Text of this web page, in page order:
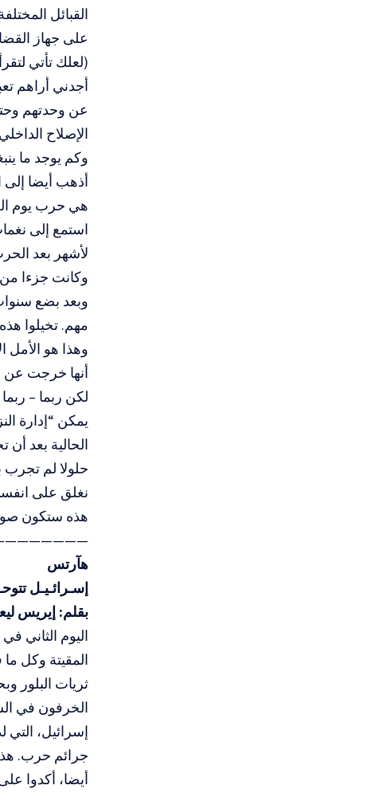
القبائل
على جهاز
(لعلك تأتي
أجدني أراهم
عن وحدتهم
الإصلاح الداخلي
وكم يوجد ما
أذهب أيضا إلى
هي حرب يوم
استمع إلى
لأشهر بعد
وكانت جزءا من
وبعد بضع
مهم. تخيلوا
وهذا هو الأمل
أنها خرجت عن
لكن ربما –
يمكن “إدارة
الحالية بعد
حلولا لم تجرب
نغلق على
هذه ستكون
هآرتس
إسـرائـيـل
بقلم: إيريس
اليوم الثاني
المقيتة وكل
ثريات البلور
الخرفون في
إسرائيل، التي
جرائم حرب.
أيضا، أكدوا